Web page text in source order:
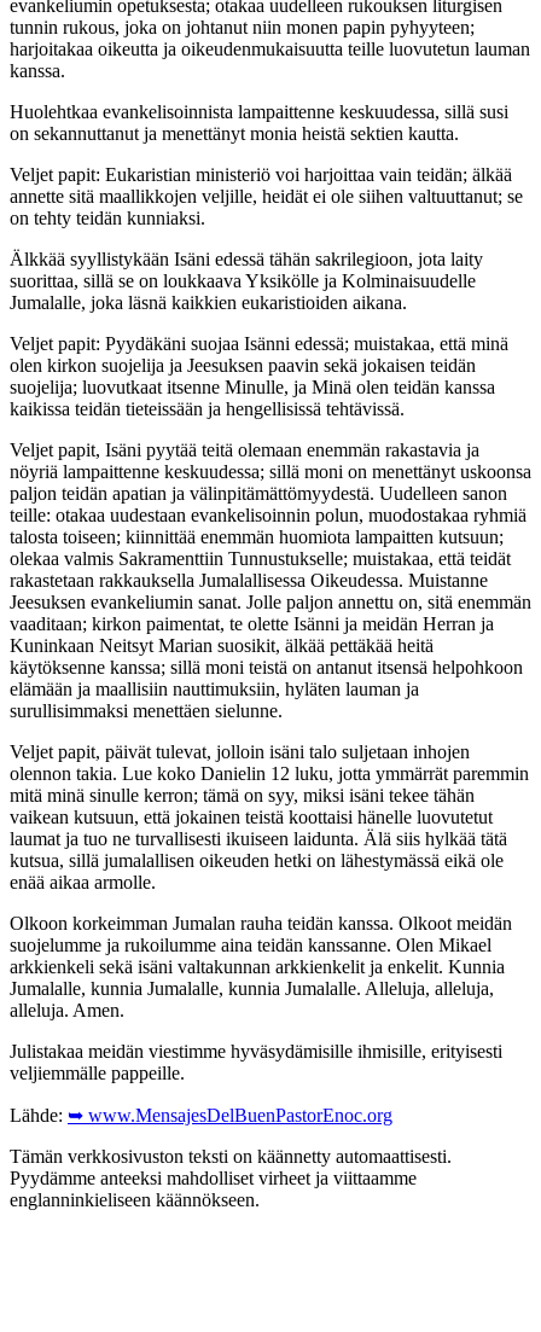
evankeliumin opetuksesta; otakaa uudelleen rukouksen liturgisen
tunnin rukous, joka on johtanut niin monen papin pyhyyteen;
harjoitakaa oikeutta ja oikeudenmukaisuutta teille luovutetun lauman
kanssa.
Huolehtkaa evankelisoinnista lampaittenne keskuudessa, sillä susi
on sekannuttanut ja menettänyt monia heistä sektien kautta.
Veljet papit: Eukaristian ministeriö voi harjoittaa vain teidän; älkää
annette sitä maallikkojen veljille, heidät ei ole siihen valtuuttanut; se
on tehty teidän kunniaksi.
Älkkää syyllistykään Isäni edessä tähän sakrilegioon, jota laity
suorittaa, sillä se on loukkaava Yksikölle ja Kolminaisuudelle
Jumalalle, joka läsnä kaikkien eukaristioiden aikana.
Veljet papit: Pyydäkäni suojaa Isänni edessä; muistakaa, että minä
olen kirkon suojelija ja Jeesuksen paavin sekä jokaisen teidän
suojelija; luovutkaat itsenne Minulle, ja Minä olen teidän kanssa
kaikissa teidän tieteissään ja hengellisissä tehtävissä.
Veljet papit, Isäni pyytää teitä olemaan enemmän rakastavia ja
nöyriä lampaittenne keskuudessa; sillä moni on menettänyt uskoonsa
paljon teidän apatian ja välinpitämättömyydestä. Uudelleen sanon
teille: otakaa uudestaan evankelisoinnin polun, muodostakaa ryhmiä
talosta toiseen; kiinnittää enemmän huomiota lampaitten kutsuun;
olekaa valmis Sakramenttiin Tunnustukselle; muistakaa, että teidät
rakastetaan rakkauksella Jumalallisessa Oikeudessa. Muistanne
Jeesuksen evankeliumin sanat. Jolle paljon annettu on, sitä enemmän
vaaditaan; kirkon paimentat, te olette Isänni ja meidän Herran ja
Kuninkaan Neitsyt Marian suosikit, älkää pettäkää heitä
käytöksenne kanssa; sillä moni teistä on antanut itsensä helpohkoon
elämään ja maallisiin nauttimuksiin, hyläten lauman ja
surullisimmaksi menettäen sielunne.
Veljet papit, päivät tulevat, jolloin isäni talo suljetaan inhojen
olennon takia. Lue koko Danielin 12 luku, jotta ymmärrät paremmin
mitä minä sinulle kerron; tämä on syy, miksi isäni tekee tähän
vaikean kutsuun, että jokainen teistä koottaisi hänelle luovutetut
laumat ja tuo ne turvallisesti ikuiseen laidunta. Älä siis hylkää tätä
kutsua, sillä jumalallisen oikeuden hetki on lähestymässä eikä ole
enää aikaa armolle.
Olkoon korkeimman Jumalan rauha teidän kanssa. Olkoot meidän
suojelumme ja rukoilumme aina teidän kanssanne. Olen Mikael
arkkienkeli sekä isäni valtakunnan arkkienkelit ja enkelit. Kunnia
Jumalalle, kunnia Jumalalle, kunnia Jumalalle. Alleluja, alleluja,
alleluja. Amen.
Julistakaa meidän viestimme hyväsydämisille ihmisille, erityisesti
veljiemmälle pappeille.
Lähde: ➥ www.MensajesDelBuenPastorEnoc.org
Tämän verkkosivuston teksti on käännetty automaattisesti.
Pyydämme anteeksi mahdolliset virheet ja viittaamme
englanninkieliseen käännökseen.